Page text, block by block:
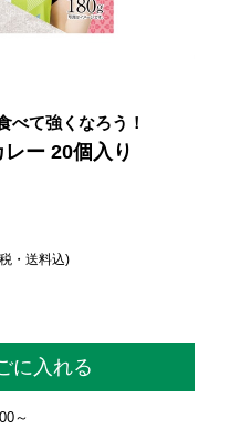
べて強くなろう！
ー 20個入り
・送料込)
に入れる
～